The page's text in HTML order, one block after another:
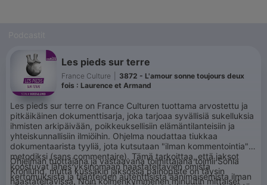
Les pieds sur terre
France Culture
3872 - L'amour sonne toujours deux
fois : Laurence et Armand
Les pieds sur terre on France Culturen tuottama arvostettu ja
pitkäikäinen dokumenttisarja, joka tarjoaa syvällisiä sukelluksia
ihmisten arkipäivään, poikkeuksellisiin elämäntilanteisiin ja
yhteiskunnallisiin ilmiöihin. Ohjelma noudattaa tiukkaa
dokumentaarista tyyliä, jota kutsutaan "ilman kommentointia" -
metodiksi (sans commentaire). Tämä tarkoittaa, että jaksot
koostuvat lähes yksinomaan haastateltavien omista
kertomuksista ja tilanteiden autenttisista äänimaisemista ilman
Ohjelman tuottajana ja vastaavana toimittajana toimii Sonia
Kronlund, mutta kussakin jaksossa painopiste on täysin
haastateltavissa. Noin kolmenkymmenen minuutin mittaiset